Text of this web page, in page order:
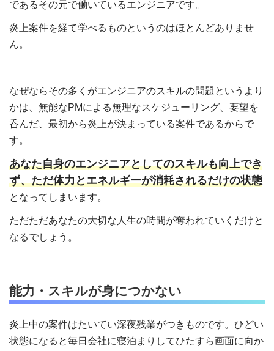
であるその元で働いているエンジニアです。
炎上案件を経て学べるものというのはほとんどありませ
ん。
なぜならその多くがエンジニアのスキルの問題というより
かは、無能なPMによる無理なスケジューリング、要望を
呑んだ、最初から炎上が決まっている案件であるからで
す。
あなた自身のエンジニアとしてのスキルも向上でき
ず、ただ体力とエネルギーが消耗されるだけの状態
となってしまいます。
ただただあなたの大切な人生の時間が奪われていくだけと
なるでしょう。
能力・スキルが身につかない
炎上中の案件はたいてい深夜残業がつきものです。ひどい
状態になると毎日会社に寝泊まりしてひたすら画面に向か